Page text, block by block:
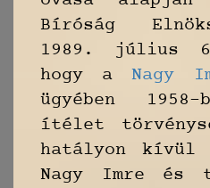
Bíróság
1989. július
hogy aNagy
ügyében
ítélet
hatályon kívül
Nagy Imre és